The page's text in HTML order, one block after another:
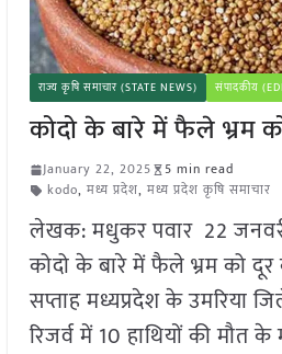
राज्य कृषि समाचार (STATE NEWS) संपादकीय
कोदो के बारे में फैले भ्रम
January 22, 2025
5 min read
kodo, मध्य प्रदेश, मध्य प्रदेश कृषि समाचार
लेखक: मधुकर पवार 22
कोदो के बारे में फैले भ्रम को
सप्ताह मध्यप्रदेश के उमरिया
रिजर्व में 10 हाथियों की मौत के